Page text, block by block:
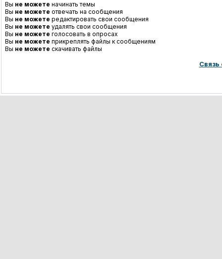
Вы не можете начинать темы
Вы не можете отвечать на сообщения
Вы не можете редактировать свои сообщения
Вы не можете удалять свои сообщения
Вы не можете голосовать в опросах
Вы не можете прикреплять файлы к сообщениям
Вы не можете скачивать файлы